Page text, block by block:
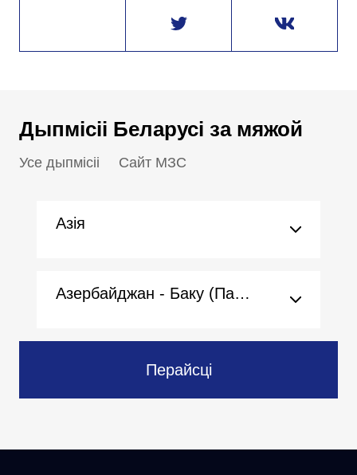
Дыпмісіі Беларусі за мяжой
Усе дыпмісіі Сайт МЗС
Азія
Азербайджан - Баку (Пасольства)
Перайсці